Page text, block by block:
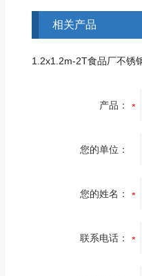
相关产品
产品：
您的单位：
您的姓名：
联系电话：